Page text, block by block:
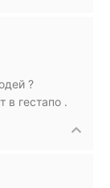
?
в гестапо .